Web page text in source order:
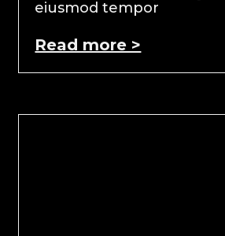
eiusmod tempor
Read more >